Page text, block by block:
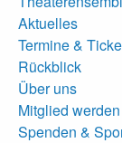
Aktuelles
Termine &
Rückblick
Über uns
Mitglied werden
Spenden &